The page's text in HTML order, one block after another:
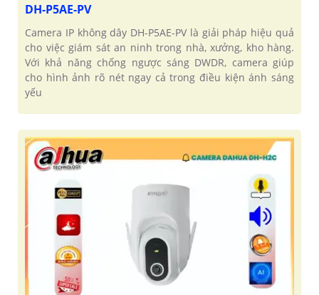
DH-P5AE-PV
Camera IP không dây DH-P5AE-PV là giải pháp hiệu quả
cho việc giám sát an ninh trong nhà, xưởng, kho hàng.
Với khả năng chống ngược sáng DWDR, camera giúp
cho hình ảnh rõ nét ngay cả trong điều kiện ánh sáng
yếu